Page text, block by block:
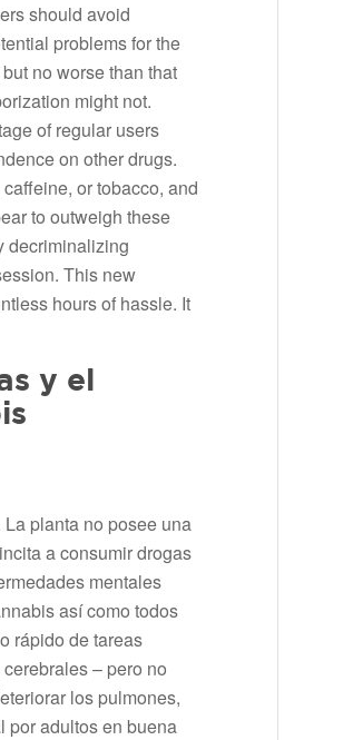
should avoid
problems for the
no worse than that
might not.
of regular users
on other drugs.
or tobacco, and
to outweigh these
decriminalizing
This new
hours of hassle. It
y el
planta no posee una
a consumir drogas
mentales
así como todos
rápido de tareas
– pero no
los pulmones,
por adultos en buena